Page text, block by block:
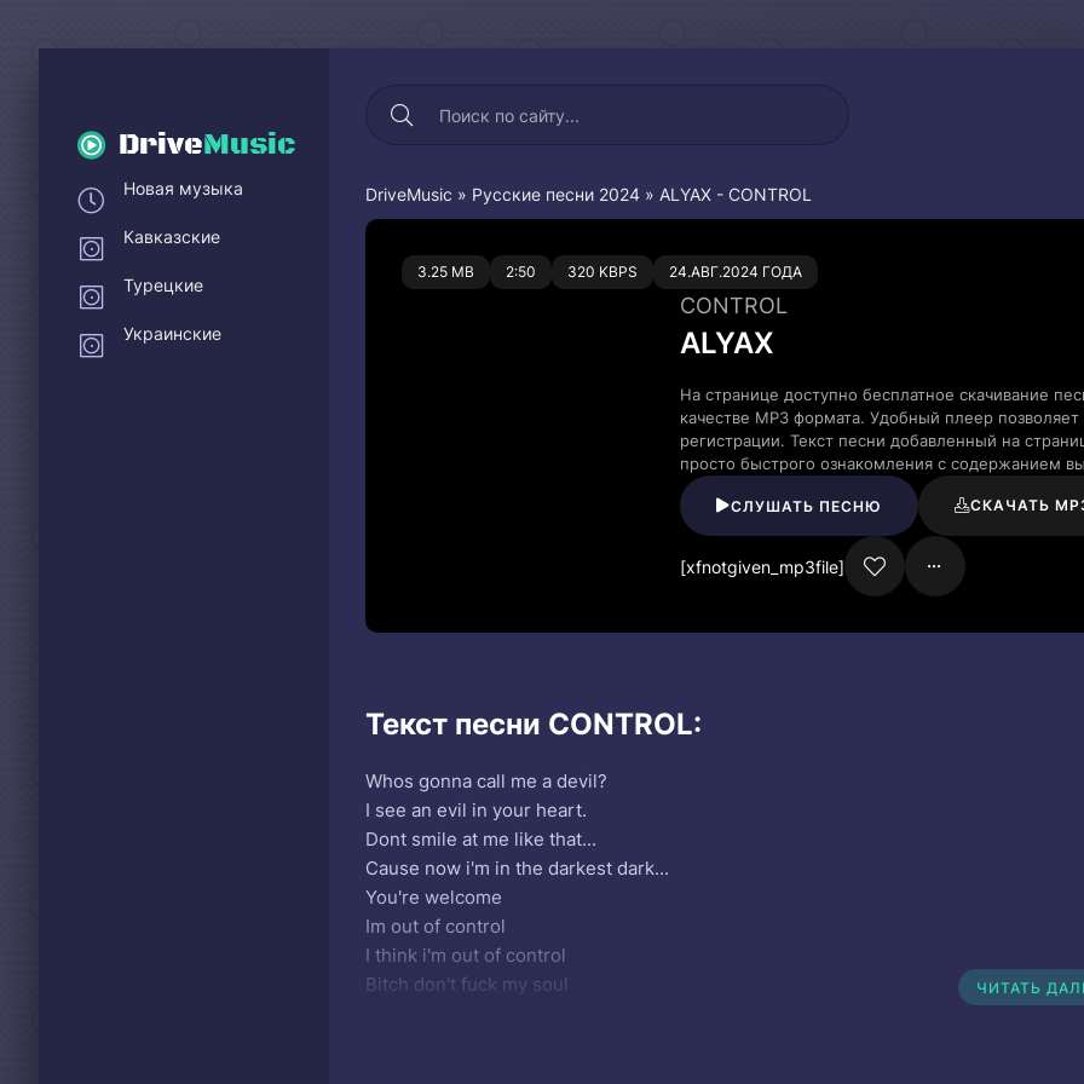
DriveMusic
DriveMusic » Русские песни 2024 » ALYAX - CONTROL
3.25 MB 2:50 320 KBPS 24.АВГ.2024 ГОДА
0 0
CONTROL
ALYAX
На странице доступно бесплатное скачивание
качестве MP3 формата. Удобный плеер
регистрации. Текст песни добавленный на
просто быстрого ознакомления с содержанием
СЛУШАТЬ ПЕСНЮ СКАЧАТЬ
[xfnotgiven_mp3file]
Текст песни CONTROL:
Whos gonna call me a devil?
I see an evil in your heart.
Dont smile at me like that...
Cause now i'm in the darkest dark...
You're welcome
Im out of control
I think i'm out of control
Bitch don't fuck my soul
ЧИТАТЬ
Новая музыка
Кавказские
Турецкие
Украинские